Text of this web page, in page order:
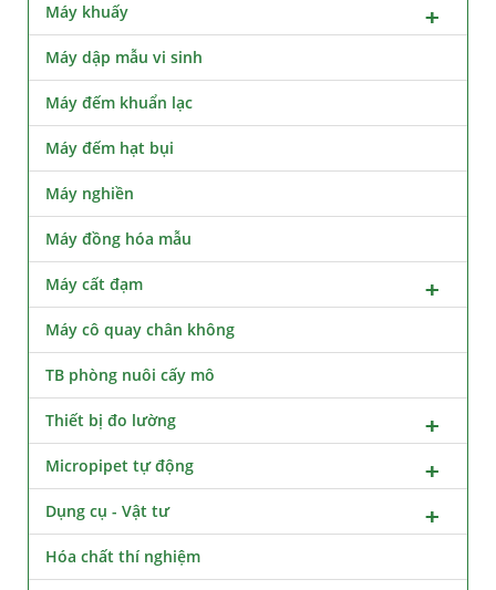
Máy khuấy
Máy dập mẫu vi sinh
Máy đếm khuẩn lạc
Máy đếm hạt bụi
Máy nghiền
Máy đồng hóa mẫu
Máy cất đạm
Máy cô quay chân không
TB phòng nuôi cấy mô
Thiết bị đo lường
Micropipet tự động
Dụng cụ - Vật tư
Hóa chất thí nghiệm